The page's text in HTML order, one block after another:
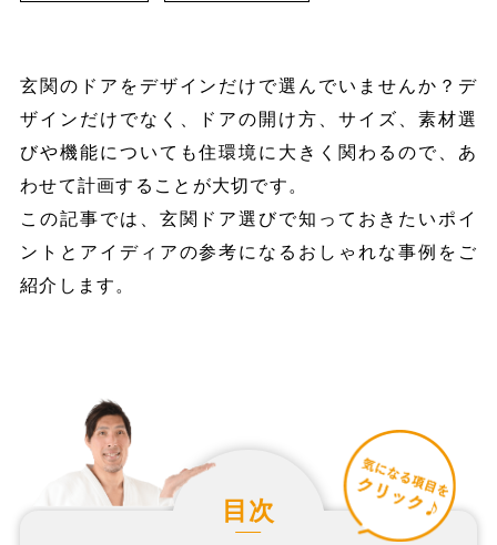
玄関のドアをデザインだけで選んでいませんか？デ
ザインだけでなく、ドアの開け方、サイズ、素材選
びや機能についても住環境に大きく関わるので、あ
わせて計画することが大切です。
この記事では、玄関ドア選びで知っておきたいポイ
ントとアイディアの参考になるおしゃれな事例をご
紹介します。
目次